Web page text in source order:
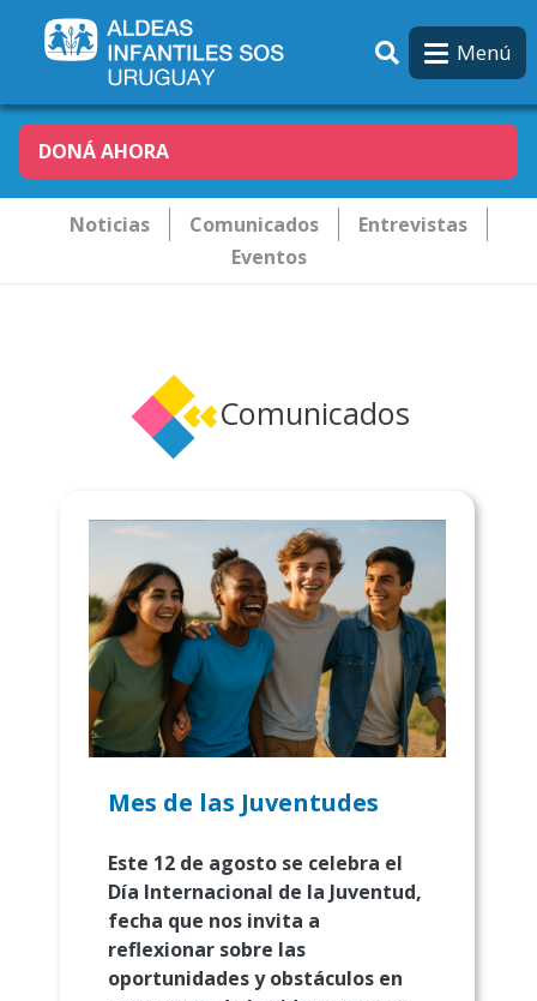
Menú
DONÁ AHORA
Novededades
Noticias Comunicados
Entrevistas
Eventos
Comunicados
Mes de las Juventudes
Este 12 de agosto se celebra el
Día Internacional de la Juventud,
fecha que nos invita a
reflexionar sobre las
oportunidades y obstáculos en